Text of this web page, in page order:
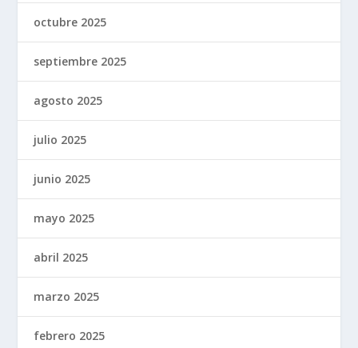
octubre 2025
septiembre 2025
agosto 2025
julio 2025
junio 2025
mayo 2025
abril 2025
marzo 2025
febrero 2025